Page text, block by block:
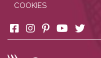
COOKIES